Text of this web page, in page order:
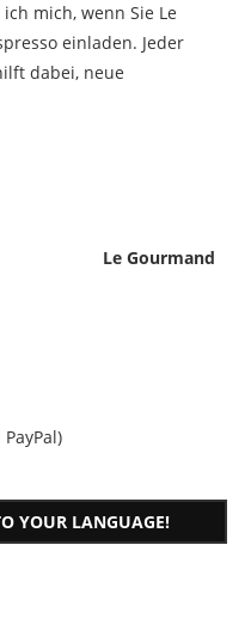
mich, wenn Sie Le
einladen. Jeder
dabei, neue
Le Gourmand
PayPal)
YOUR LANGUAGE!